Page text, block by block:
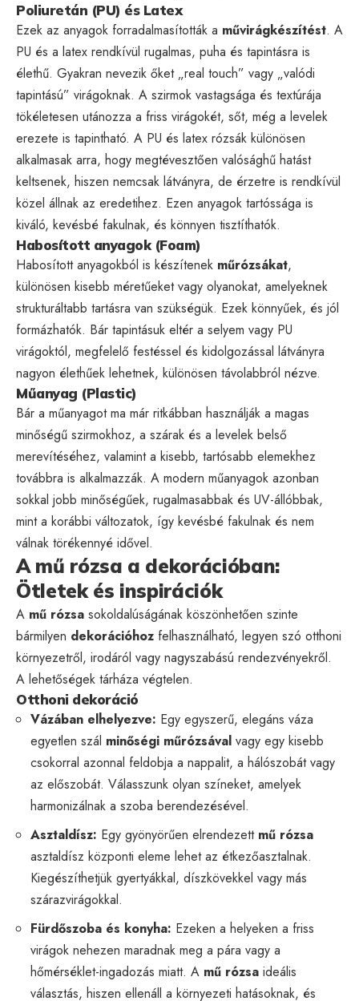
Poliuretán (PU) és Latex
Ezek az anyagok forradalmasították a művirágkészítést. A
PU és a latex rendkívül rugalmas, puha és tapintásra is
élethű. Gyakran nevezik őket „real touch” vagy „valódi
tapintású” virágoknak. A szirmok vastagsága és textúrája
tökéletesen utánozza a friss virágokét, sőt, még a levelek
erezete is tapintható. A PU és latex rózsák különösen
alkalmasak arra, hogy megtévesztően valósághű hatást
keltsenek, hiszen nemcsak látványra, de érzetre is rendkívül
közel állnak az eredetihez. Ezen anyagok tartóssága is
kiváló, kevésbé fakulnak, és könnyen tisztíthatók.
Habosított anyagok (Foam)
Habosított anyagokból is készítenek műrózsákat,
különösen kisebb méretűeket vagy olyanokat, amelyeknek
strukturáltabb tartásra van szükségük. Ezek könnyűek, és jól
formázhatók. Bár tapintásuk eltér a selyem vagy PU
virágoktól, megfelelő festéssel és kidolgozással látványra
nagyon élethűek lehetnek, különösen távolabbról nézve.
Műanyag (Plastic)
Bár a műanyagot ma már ritkábban használják a magas
minőségű szirmokhoz, a szárak és a levelek belső
merevítéséhez, valamint a kisebb, tartósabb elemekhez
továbbra is alkalmazzák. A modern műanyagok azonban
sokkal jobb minőségűek, rugalmasabbak és UV-állóbbak,
mint a korábbi változatok, így kevésbé fakulnak és nem
válnak törékennyé idővel.
A mű rózsa a dekorációban:
Ötletek és inspirációk
A mű rózsa sokoldalúságának köszönhetően szinte
bármilyen dekorációhoz felhasználható, legyen szó otthoni
környezetről, irodáról vagy nagyszabású rendezvényekről.
A lehetőségek tárháza végtelen.
Otthoni dekoráció
Vázában elhelyezve: Egy egyszerű, elegáns váza
egyetlen szál minőségi műrózsával vagy egy kisebb
csokorral azonnal feldobja a nappalit, a hálószobát vagy
az előszobát. Válasszunk olyan színeket, amelyek
harmonizálnak a szoba berendezésével.
Asztaldísz: Egy gyönyörűen elrendezett mű rózsa
asztaldísz központi eleme lehet az étkezőasztalnak.
Kiegészíthetjük gyertyákkal, díszkövekkel vagy más
szárazvirágokkal.
Fürdőszoba és konyha: Ezeken a helyeken a friss
virágok nehezen maradnak meg a pára vagy a
hőmérséklet-ingadozás miatt. A mű rózsa ideális
választás, hiszen ellenáll a környezeti hatásoknak, és